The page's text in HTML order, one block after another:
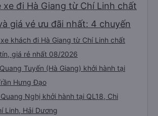
xe đi Hà Giang từ Chí Linh chất
giá vé ưu đãi nhất: 4 chuyến
khách đi Hà Giang từ Chí Linh chất
giá rẻ nhất 08/2026
Tuyến (Hà Giang) khởi hành tại
Hưng Đạo
Nghị khởi hành tại QL18, Chi
Linh, Hải Dương